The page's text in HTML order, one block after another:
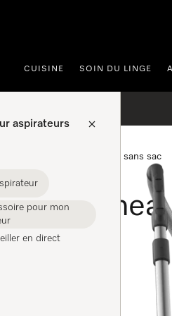
CUISINE SOIN DU LINGE
aspirateurs
pour mon
en direct
Aspirateurs traîneaux sans sac